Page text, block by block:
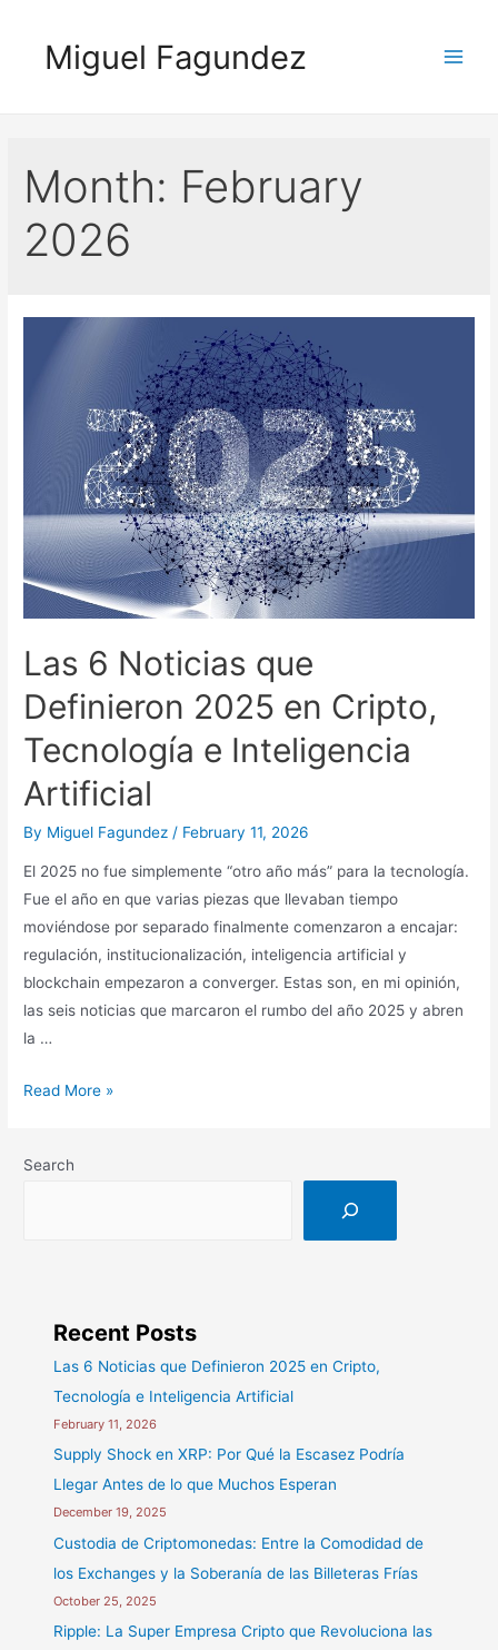
contentMiguel Fagundez
Month: February
2026
Las 6 Noticias que
Definieron 2025 en Cripto,
Tecnología e Inteligencia
Artificial
By Miguel Fagundez / February 11, 2026
El 2025 no fue simplemente “otro año más” para la tecnología.
Fue el año en que varias piezas que llevaban tiempo
moviéndose por separado finalmente comenzaron a encajar:
regulación, institucionalización, inteligencia artificial y
blockchain empezaron a converger. Estas son, en mi opinión,
las seis noticias que marcaron el rumbo del año 2025 y abren
la …
Las
que
Inteligencia
Artificial
Read More »
Search
Recent Posts
Las 6 Noticias que Definieron 2025 en Cripto,
Tecnología e Inteligencia Artificial
February 11, 2026
Supply Shock en XRP: Por Qué la Escasez Podría
Llegar Antes de lo que Muchos Esperan
December 19, 2025
Custodia de Criptomonedas: Entre la Comodidad de
los Exchanges y la Soberanía de las Billeteras Frías
October 25, 2025
Ripple: La Super Empresa Cripto que Revoluciona las